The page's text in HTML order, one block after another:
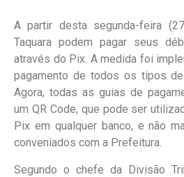
A partir desta segunda-feira
Taquara podem pagar seus
através do Pix. A medida foi
pagamento de todos os tipos
Agora, todas as guias de
um QR Code, que pode ser
Pix em qualquer banco, e não
conveniados com a Prefeitura.
Segundo o chefe da Divisão